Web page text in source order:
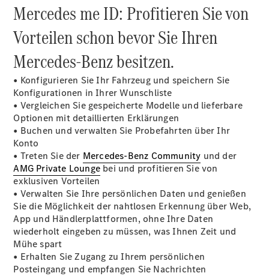
Alle
Limousinen
CLA
Elektrisch
CLA
C-Klasse
Limousine
C-Klasse
Limousine
NeuElektrisch
EQE
Limousine
Elektrisch
EQS
E-Klasse
Limousine
S-Klasse
S-Klasse
Lang
Mercedes-
Maybach
S-Klasse
Neu
Mercedes me ID: Profitieren Sie von
Vorteilen schon bevor Sie Ihren
Mercedes-Benz besitzen.
• Konfigurieren Sie Ihr Fahrzeug und speichern Sie
Konfigurationen in Ihrer Wunschliste
• Vergleichen Sie gespeicherte Modelle und lieferbare
Optionen mit detaillierten Erklärungen
• Buchen und verwalten Sie Probefahrten über Ihr
Konto
• Treten Sie der Mercedes-Benz Community und der
AMG Private Lounge bei und profitieren Sie von
exklusiven Vorteilen
• Verwalten Sie Ihre persönlichen Daten und genießen
Sie die Möglichkeit der nahtlosen Erkennung über Web,
App und Händlerplattformen, ohne Ihre Daten
wiederholt eingeben zu müssen, was Ihnen Zeit und
Mühe spart
• Erhalten Sie Zugang zu Ihrem persönlichen
Posteingang und empfangen Sie Nachrichten